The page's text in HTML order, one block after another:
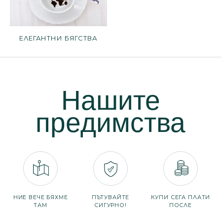
ЕЛЕГАНТНИ БЯГСТВА
Нашите
предимства
НИЕ ВЕЧЕ БЯХМЕ
ТАМ
ПЪТУВАЙТЕ
СИГУРНО!
КУПИ СЕГА ПЛАТИ
ПОСЛЕ